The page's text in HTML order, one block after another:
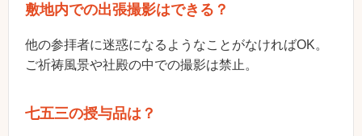
敷地内での出張撮影はできる？
他の参拝者に迷惑になるようなことがなければOK。
ご祈祷風景や社殿の中での撮影は禁止。
七五三の授与品は？